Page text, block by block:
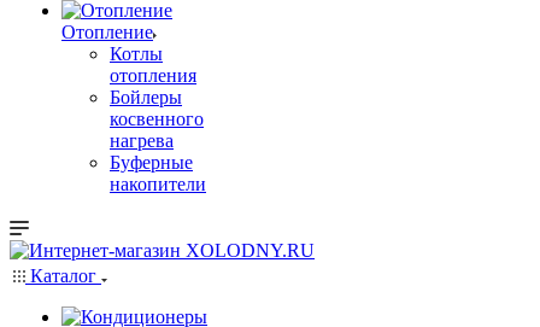
Отопление
Котлы
отопления
Бойлеры
косвенного
нагрева
Буферные
накопители
Каталог